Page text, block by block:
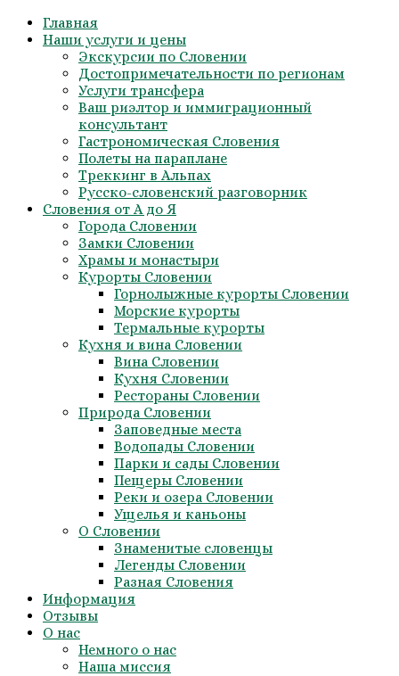
Skip
Главная
Наши услуги и цены
Экскурсии по Словении
Достопримечательности по регионам
Услуги трансфера
Ваш риэлтор и иммиграционный
консультант
Гастрономическая Словения
Полеты на параплане
Треккинг в Альпах
Русско-словенский разговорник
Словения от А до Я
Города Словении
Замки Словении
Храмы и монастыри
Курорты Словении
Горнолыжные курорты Словении
Морские курорты
Термальные курорты
Кухня и вина Словении
Вина Словении
Кухня Словении
Рестораны Словении
Природа Словении
Заповедные места
Водопады Словении
Парки и сады Словении
Пещеры Словении
Реки и озера Словении
Ущелья и каньоны
О Словении
Знаменитые словенцы
Легенды Словении
Разная Словения
Информация
Отзывы
О нас
Немного о нас
Наша миссия